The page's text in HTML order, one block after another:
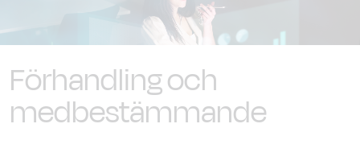
Förhandling och
medbestämmande